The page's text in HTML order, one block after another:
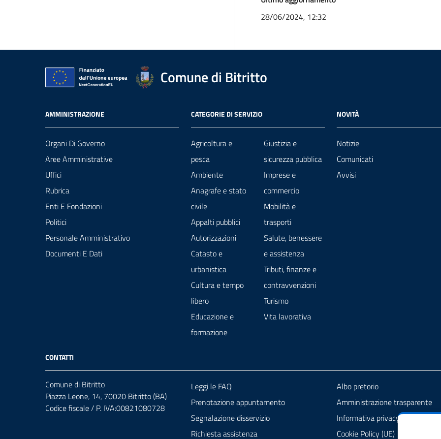
28/06/2024, 12:32
Comune di Bitritto
AMMINISTRAZIONE
Organi Di Governo
Aree Amministrative
Uffici
Rubrica
Enti E Fondazioni
Politici
Personale Amministrativo
Documenti E Dati
CATEGORIE DI SERVIZIO
Agricoltura e
pesca
Ambiente
Anagrafe e stato
civile
Appalti pubblici
Autorizzazioni
Catasto e
urbanistica
Cultura e tempo
libero
Educazione e
formazione
Giustizia e
sicurezza pubblica
Imprese e
commercio
Mobilità e
trasporti
Salute, benessere
e assistenza
Tributi, finanze e
contravvenzioni
Turismo
Vita lavorativa
NOVITÀ
Notizie
Comunicati
Avvisi
CONTATTI
Comune di Bitritto
Piazza Leone, 14, 70020 Bitritto (BA)
Codice fiscale / P. IVA:00821080728
Leggi le FAQ
Prenotazione appuntamento
Segnalazione disservizio
Richiesta assistenza
Albo pretorio
Amministrazione trasparente
Informativa privacy
Cookie Policy (UE)